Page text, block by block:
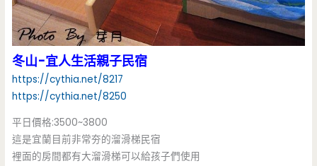
冬山-宜人生活親子民宿
https://cythia.net/8217
https://cythia.net/8250
平日價格:3500~3800
這是宜蘭目前非常夯的溜滑梯民宿
裡面的房間都有大溜滑梯可以給孩子們使用